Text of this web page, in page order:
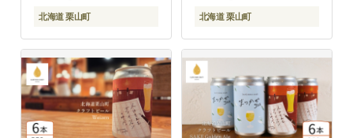
北海道 栗山町 北海道 栗山町